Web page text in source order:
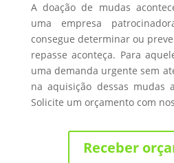
A doação de mudas
uma empresa
consegue determinar ou
repasse aconteça. Para
uma demanda urgente sem
na aquisição dessas mudas
Solicite um orçamento com
Receber